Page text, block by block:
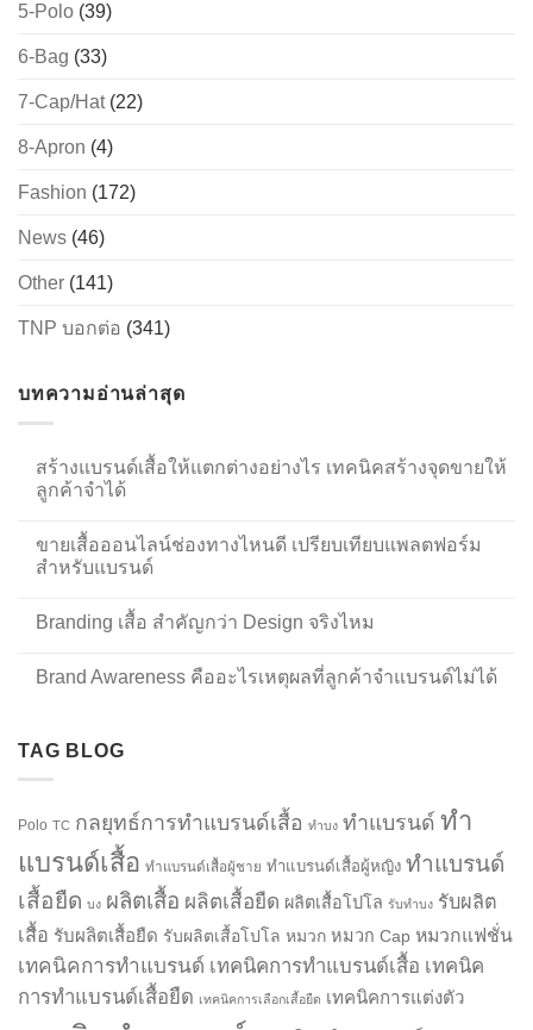
5-Polo (39)
6-Bag (33)
7-Cap/Hat(22)
8-Apron (4)
Fashion (172)
News (46)
Other (141)
TNP บอกต่อ (341)
บทความอ่านล่าสุด
สร้างแบรนด์เสื้อให้แตกต่างอย่างไร เทคนิคสร้างจุดขายให้
ลูกค้าจำได้
ขายเสื้อออนไลน์ช่องทางไหนดี เปรียบเทียบแพลตฟอร์ม
สำหรับแบรนด์
Branding เสื้อ สำคัญกว่า Design จริงไหม
Brand Awareness คืออะไรเหตุผลที่ลูกค้าจำแบรนด์ไม่ได้
TAG BLOG
Polo TC กลยุทธ์การทำแบรนด์เสื้อ ทำบง ทำแบรนด์ ทำ
แบรนด์เสื้อ ทำแบรนด์เสื้อผู้ชาย ทำแบรนด์เสื้อผู้หญิง ทำแบรนด์
เสื้อยืด บง ผลิตเสื้อ ผลิตเสื้อยืด ผลิตเสื้อโปโล รับทำบง รับผลิต
เสื้อ รับผลิตเสื้อยืด รับผลิตเสื้อโปโล หมวก หมวก Cap หมวกแฟชั่น
เทคนิคการทำแบรนด์ เทคนิคการทำแบรนด์เสื้อ เทคนิค
การทำแบรนด์เสื้อยืด เทคนิคการเลือกเสื้อยืด เทคนิคการแต่งตัว